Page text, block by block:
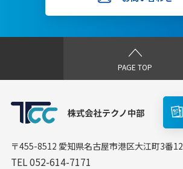
PAGE TOP
〒455-8512 愛知県名古屋市港区大江町3番12
TEL 052-614-7171